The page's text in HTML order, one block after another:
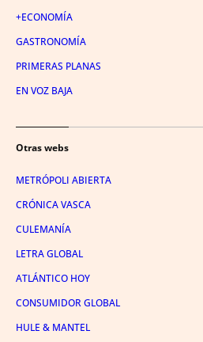
+ECONOMÍA
GASTRONOMÍA
PRIMERAS PLANAS
EN VOZ BAJA
Otras webs
METRÓPOLI ABIERTA
CRÓNICA VASCA
CULEMANÍA
LETRA GLOBAL
ATLÁNTICO HOY
CONSUMIDOR GLOBAL
HULE & MANTEL